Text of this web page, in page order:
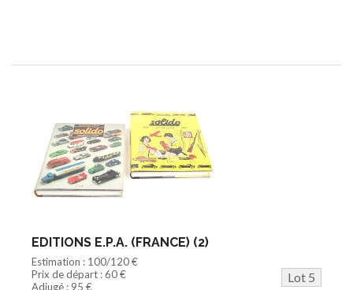
EDITIONS E.P.A. (FRANCE) (2)
Estimation : 100/120 €
Prix de départ : 60 €
Lot 5
Adjugé : 95 €